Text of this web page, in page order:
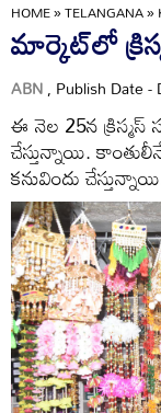
HOME»TELANGANA»
మార్కెట్‌లో
ABN, Publish Date -
ఈ నెల 25న క్రిస్మస్‌
చేస్తున్నాయి.
కనువిందు